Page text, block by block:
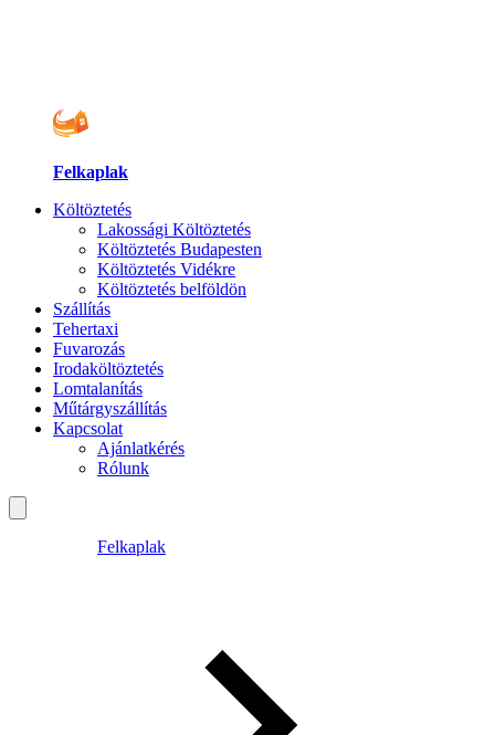
Felkaplak
Költöztetés
Lakossági Költöztetés
Költöztetés Budapesten
Költöztetés Vidékre
Költöztetés belföldön
Szállítás
Tehertaxi
Fuvarozás
Irodaköltöztetés
Lomtalanítás
Műtárgyszállítás
Kapcsolat
Ajánlatkérés
Rólunk
Felkaplak